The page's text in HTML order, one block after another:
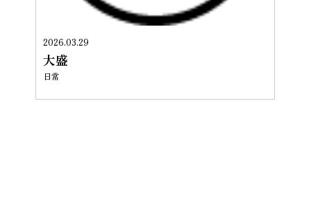
2026.03.29
大盛
日常